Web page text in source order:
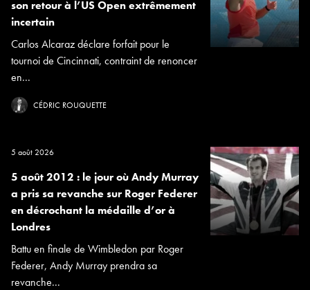
son retour à l’US Open extrêmement
incertain
Carlos Alcaraz déclare forfait pour le
tournoi de Cincinnati, contraint de renoncer
en...
CÉDRIC ROUQUETTE
5 août 2026
5 août 2012 : le jour où Andy Murray
a pris sa revanche sur Roger Federer
en décrochant la médaille d’or à
Londres
Battu en finale de Wimbledon par Roger
Federer, Andy Murray prendra sa
revanche...